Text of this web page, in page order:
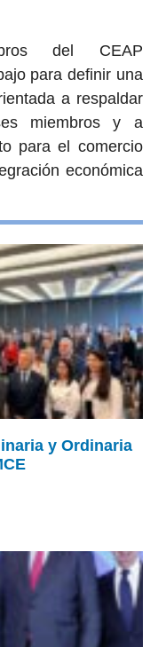
del CEAP
para definir una
a respaldar
miembros y a
para el comercio
económica
y Ordinaria